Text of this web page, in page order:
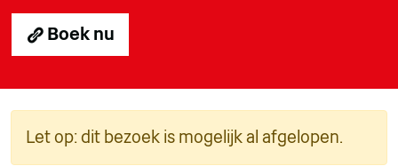
Boek nu
Let op: dit bezoek is mogelijk al afgelopen.